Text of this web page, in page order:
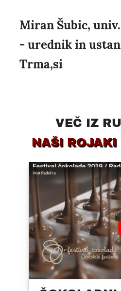
Miran Šubic,
- urednik in
Trma,si
VEČ IZ
NAŠI ROJAKI